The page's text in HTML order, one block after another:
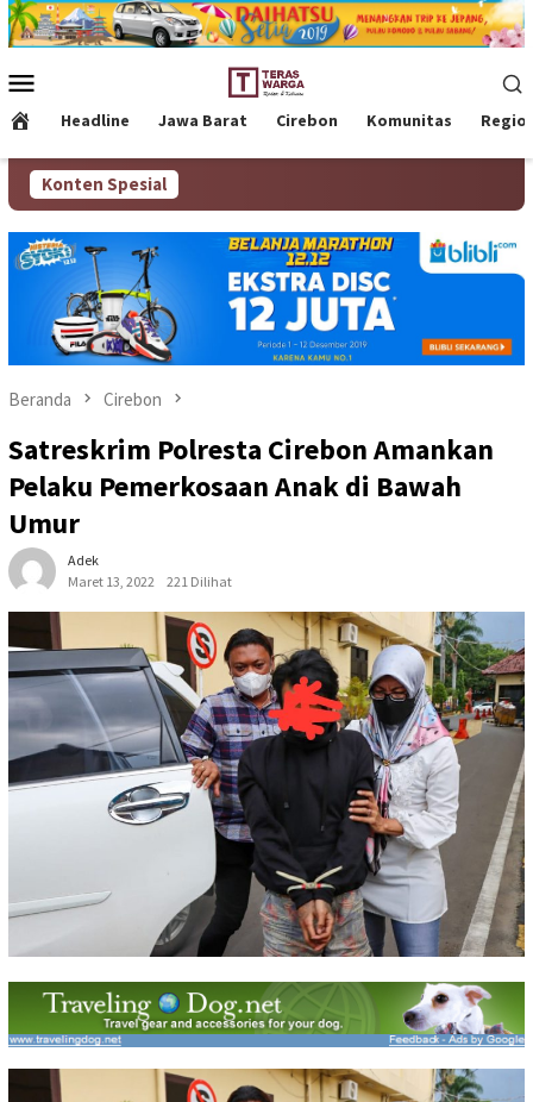
Loncat
ke
Mobile
Headline Jawa Barat Cirebon Komunitas
Konten Spesial
Beranda Cirebon
Satreskrim Polresta Cirebon Amankan
Pelaku Pemerkosaan Anak di Bawah
Umur
Adek
Maret 13, 2022
221 Dilihat